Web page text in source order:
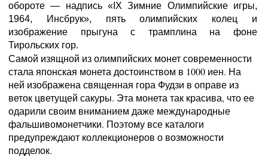
обороте — надпись «IX Зимние Олимпийские игры,
1964, Инсбрук», пять олимпийских колец и
изображение прыгуна с трамплина на фоне
Тирольских гор.
Самой изящной из олимпийских монет современности
стала японская монета достоинством в 1000 иен. На
ней изображена священная гора Фудзи в оправе из
веток цветущей сакуры. Эта монета так красива, что ее
одарили своим вниманием даже международные
фальшивомонетчики. Поэтому все каталоги
предупреждают коллекционеров о возможности
подделок.